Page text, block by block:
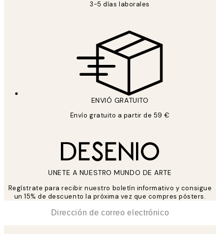
3-5 días laborales
ENVIÓ GRATUITO
Envío gratuito a partir de 59 €
UNETE A NUESTRO MUNDO DE ARTE
Regístrate para recibir nuestro boletín informativo y consigue
un 15% de descuento la próxima vez que compres pósters.